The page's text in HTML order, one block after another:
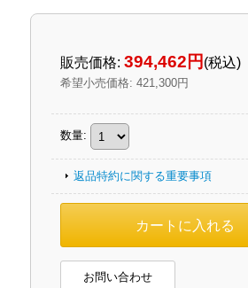
販売価格: 394,462円 (税込)
希望小売価格: 421,300円
数量:
返品特約に関する重要事項
お問い合わせ